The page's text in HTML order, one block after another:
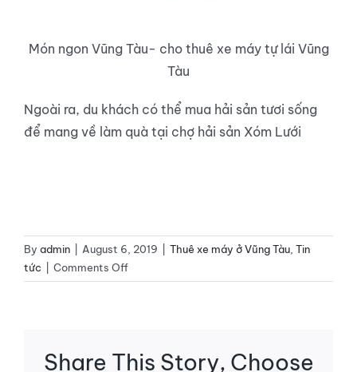
Món ngon Vũng Tàu- cho thuê xe máy tự lái Vũng
Tàu
Ngoài ra, du khách có thể mua hải sản tươi sống
để mang về làm quà tại chợ hải sản Xóm Lưới
By admin August 6, 2019 Thuê xe máy ở Vũng Tàu, Tin
tức
Comments Offon
DU
CẨM
Share This Story, Choose